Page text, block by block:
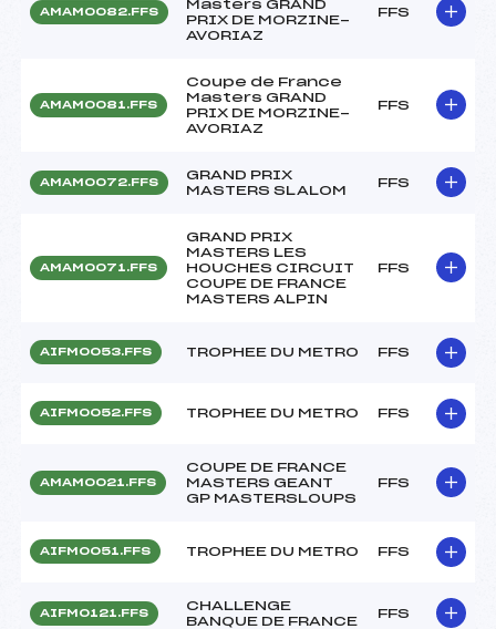
AMAM0082.FFS
Masters GRAND
PRIX DE MORZINE-
AVORIAZ
FFS
AMAM0081.FFS
Coupe de France
Masters GRAND
PRIX DE MORZINE-
AVORIAZ
FFS
AMAM0072.FFS
GRAND PRIX
MASTERS SLALOM
FFS
AMAM0071.FFS
GRAND PRIX
MASTERS LES
HOUCHES CIRCUIT
COUPE DE FRANCE
MASTERS ALPIN
FFS
AIFM0053.FFS TROPHEE DU METRO FFS
AIFM0052.FFS TROPHEE DU METRO FFS
AMAM0021.FFS
COUPE DE FRANCE
MASTERS GEANT
GP MASTERSLOUPS
FFS
AIFM0051.FFS TROPHEE DU METRO FFS
AIFM0121.FFS
CHALLENGE
BANQUE DE FRANCE
FFS